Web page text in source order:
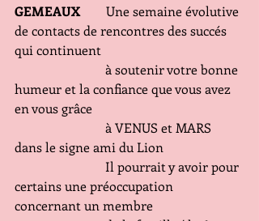
GEMEAUX
       Une semaine évolutive
de contacts de rencontres des succés
qui continuent
humeur et la confiance que vous avez
en vous grâce
dans le signe ami du Lion
certains une préoccupation
concernant un membre